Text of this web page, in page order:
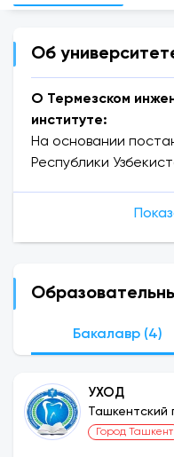
Об
О Термезском
институте:
На основании
Республики
Термезского
технический
Республики
«О мерах по
института» PQ-30
Термезский
институт. Для
Бакалавр (4)
УХОД
Ташкентский
Город Ташкент